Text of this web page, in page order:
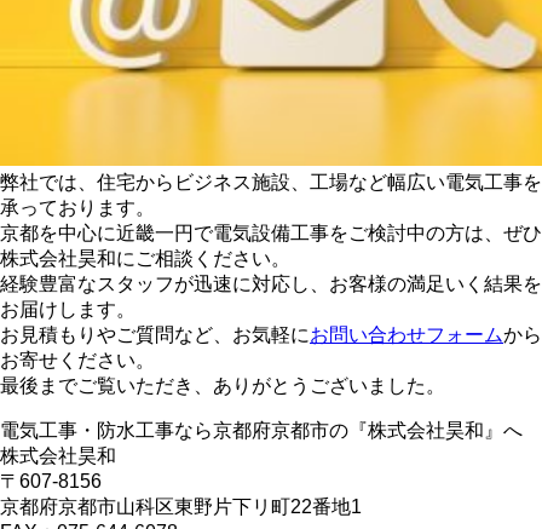
弊社では、住宅からビジネス施設、工場など幅広い電気工事を
承っております。
京都を中心に近畿一円で電気設備工事をご検討中の方は、ぜひ
株式会社昊和にご相談ください。
経験豊富なスタッフが迅速に対応し、お客様の満足いく結果を
お届けします。
お見積もりやご質問など、お気軽にお問い合わせフォームから
お寄せください。
最後までご覧いただき、ありがとうございました。
電気工事・防水工事なら京都府京都市の『株式会社昊和』へ
株式会社昊和
〒607-8156
京都府京都市山科区東野片下リ町22番地1